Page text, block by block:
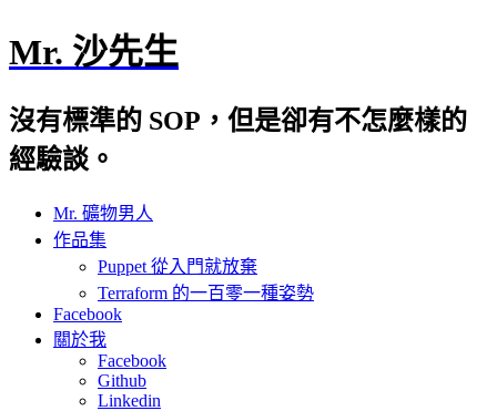
Mr. 沙先生
沒有標準的 SOP，但是卻有不怎麼樣的
經驗談。
Mr. 礦物男人
作品集
Puppet 從入門就放棄
Terraform 的一百零一種姿勢
Facebook
關於我
Facebook
Github
Linkedin